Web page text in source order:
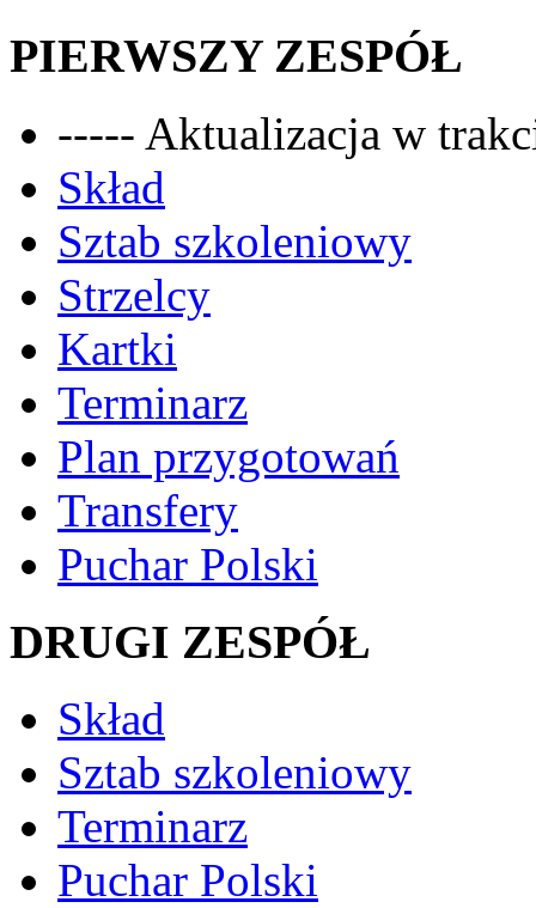
PIERWSZY ZESPÓŁ
----- Aktualizacja w
Skład
Sztab szkoleniowy
Strzelcy
Kartki
Terminarz
Plan przygotowań
Transfery
Puchar Polski
DRUGI ZESPÓŁ
Skład
Sztab szkoleniowy
Terminarz
Puchar Polski